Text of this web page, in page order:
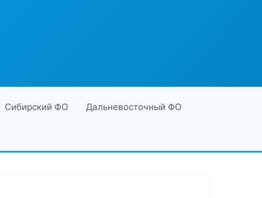
Сибирский ФО Дальневосточный ФО